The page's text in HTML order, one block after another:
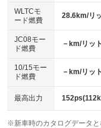
センターデフロック
：装備なし
電動格納ミラー
：装備あり
エアロ
：装備なし
：装備なし
パワーシート
ベンチシート
：装備なし
チップアップシート
：装備なし
：装備なし
WLTCモ
ード燃費
28.6km/リ
JC08モー
ド燃費
－km/リッ
10/15モー
ド燃費
－km/リッ
最高出力
※新車時のカタログデータ